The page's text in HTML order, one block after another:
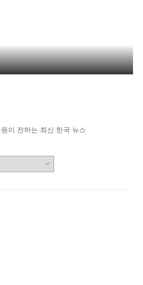
이 전하는 최신 한국 뉴스